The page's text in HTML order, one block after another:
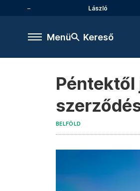
László
Menü Kereső
Péntektől
BELFÖLD